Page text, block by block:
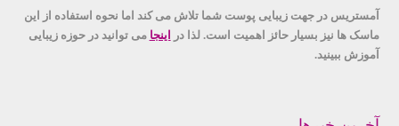
آمستریس در جهت زیبایی پوست شما تلاش می کند اما نحوه استفاده از این
ماسک ها نیز بسیار حائز اهمیت است. لذا در
اینجا می توانید در حوزه زیبایی
آموزش ببینید.